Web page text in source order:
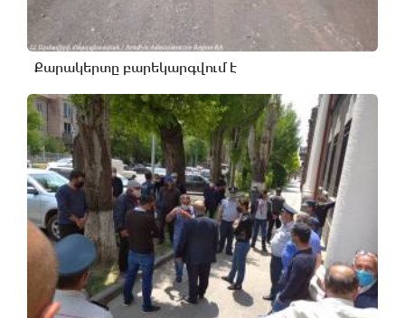
Քարակերտը բարեկարգվում է